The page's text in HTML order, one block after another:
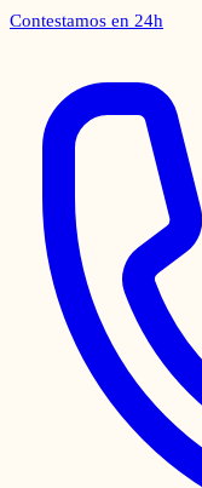
Contestamos en 24h